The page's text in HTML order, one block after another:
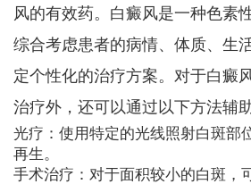
风的有效药。白癜风是一种色素
综合考虑患者的病情、体质、生
定个性化的治疗方案。对于白癜
治疗外，还可以通过以下方法辅
光疗：使用特定的光线照射白斑部
再生。
手术治疗：对于面积较小的白斑，